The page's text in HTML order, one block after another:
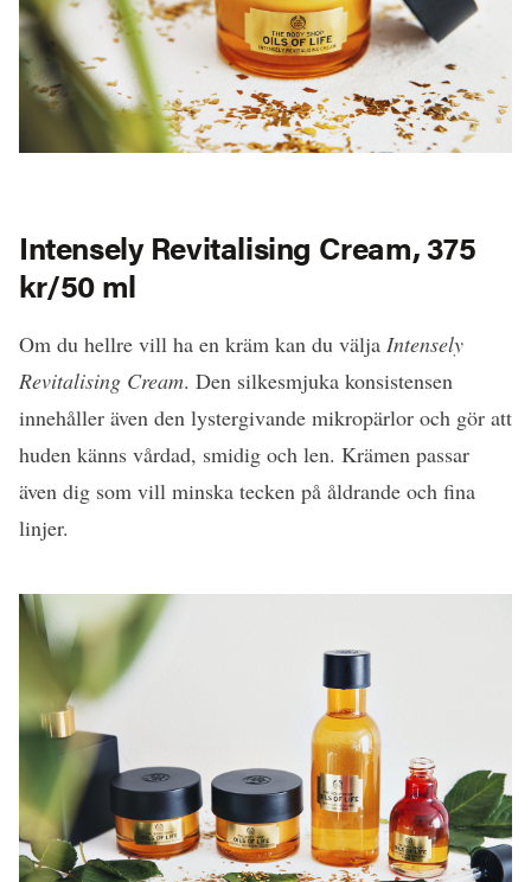
Intensely Revitalising Cream, 375
kr/50 ml
Om du hellre vill ha en kräm kan du välja Intensely
Revitalising Cream. Den silkesmjuka konsistensen
innehåller även den lystergivande mikropärlor och gör att
huden känns vårdad, smidig och len. Krämen passar
även dig som vill minska tecken på åldrande och fina
linjer.